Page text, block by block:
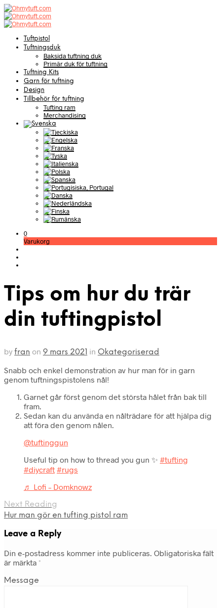
Tuftpistol
Tuftningsduk
Baksida tuftning duk
Primär duk för tuftning
Tuftning Kits
Garn för tuftning
Design
Tillbehör för tuftning
Tufting ram
Merchandising
0
Varukorg
Tips om hur du trär
din tuftingpistol
by fran on 9 mars 2021 in Okategoriserad
Snabb och enkel demonstration av hur man för in garn
genom tuftningspistolens nål!
Garnet går först genom det största hålet från bak till
fram.
Sedan kan du använda en nålträdare för att hjälpa dig
att föra den genom nålen.
@tuftinggun
Useful tip on how to thread you gun ✨ #tufting
#diycraft #rugs
♬ Lofi – Domknowz
Next Reading
Hur man gör en tufting pistol ram
Leave a Reply
Din e-postadress kommer inte publiceras. Obligatoriska fält
är märkta *
Message